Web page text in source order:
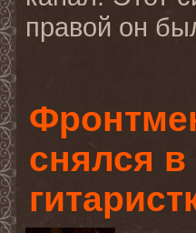
правой он
снялся